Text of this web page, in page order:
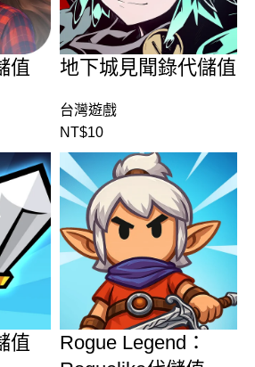
值 地下城見聞錄代儲值
台灣遊戲
NT$10
值
Rogue Legend：